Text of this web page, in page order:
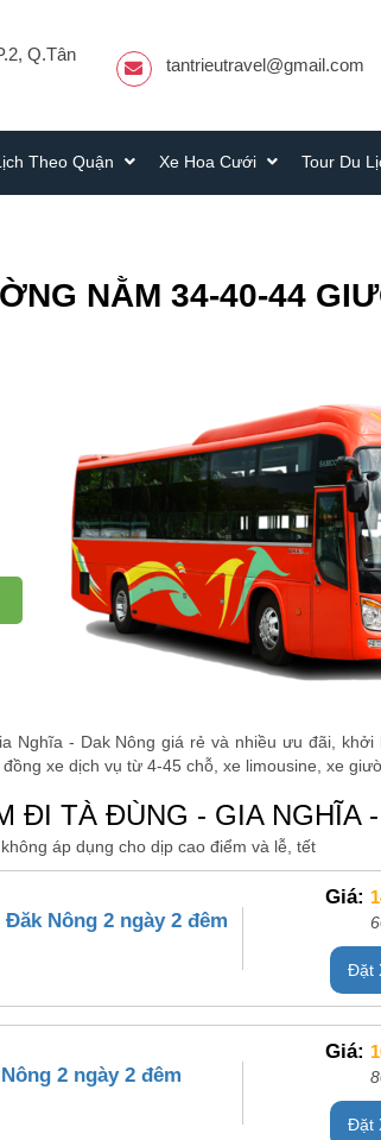
Q.Tân
tantrieutravel@gmail.com
Theo Quận Xe Hoa Cưới Tour Du
NẰM 34-40-44
Nghĩa - Dak Nông giá rẻ và nhiều ưu đãi, khởi
xe dịch vụ từ 4-45 chỗ, xe limousine, xe
ĐI TÀ ĐÙNG - GIA NGHĨA
áp dụng cho dịp cao điểm và lễ, tết
Nông 2 ngày 2 đêm
Giá:
Đặt
2 ngày 2 đêm
Giá:
Đặt